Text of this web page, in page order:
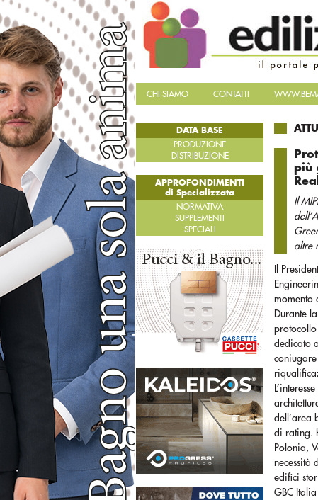
CHI SIAMO CONTATTI
più
Il
altre
Il
momento
Durante
dedicato
dell’area
di rating.
Polonia,
necessità
edifici
GBC
DATA BASE
PRODUZIONE
DISTRIBUZIONE
APPROFONDIMENTI
di Specializzata
NORMATIVA
SUPPLEMENTI
SPECIALI